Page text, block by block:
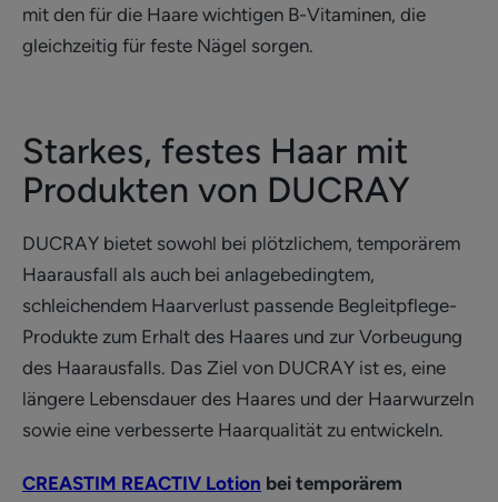
mit den für die Haare wichtigen B-Vitaminen, die
gleichzeitig für feste Nägel sorgen.
Starkes, festes Haar mit
Produkten von DUCRAY
DUCRAY bietet sowohl bei plötzlichem, temporärem
Haarausfall als auch bei anlagebedingtem,
schleichendem Haarverlust passende Begleitpflege-
Produkte zum Erhalt des Haares und zur Vorbeugung
des Haarausfalls. Das Ziel von DUCRAY ist es, eine
längere Lebensdauer des Haares und der Haarwurzeln
sowie eine verbesserte Haarqualität zu entwickeln.
CREASTIM REACTIV Lotion bei temporärem